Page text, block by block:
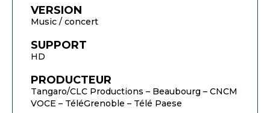
VERSION
Music / concert
SUPPORT
HD
PRODUCTEUR
Tangaro/CLC Productions – Beaubourg – CNCM
VOCE – TéléGrenoble – Télé Paese